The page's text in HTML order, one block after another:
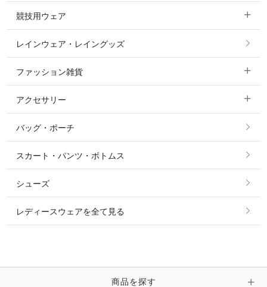
カットソー・Tシャツ・タンクトップ
ニット・セーター
シャツ・ブラウス・ワンピース
コート
ジャケット・ブルゾン
競技用ウェア
すべての競技用ウェア
ショージャケット
ショーシャツ
レインウェア・レイングッズ
ファッション雑貨
すべてのファッション雑貨
ソックス
ベルト
時計・財布・キーケース・革小物
アクセサリー
すべてのアクセサリー
リング
ピアス・イヤリング
ピン・ブローチ・コサージュ
バッグ・ポーチ
スカート・パンツ・ボトムス
シューズ
レディースウェアを全て見る
商品を探す